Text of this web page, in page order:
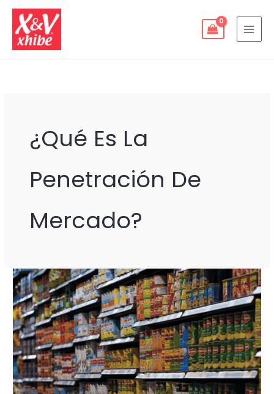
contenido
¿qué Es La
Penetración De
Mercado?
7
ESTRATEGIAS
DE
PENETRACIÓN
DE MERCADO